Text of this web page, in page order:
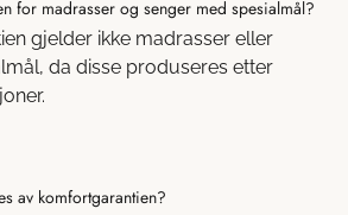
for madrasser og senger med spesialmål?
gjelder ikke madrasser eller
da disse produseres etter
av komfortgarantien?